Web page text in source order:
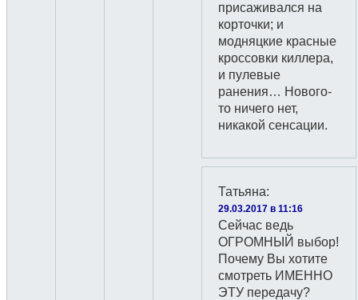
присаживался на
корточки; и
модняцкие красные
кроссовки киллера,
и пулевые
ранения… Нового-
то ничего нет,
никакой сенсации.
Татьяна:
29.03.2017 в 11:16
Сейчас ведь
ОГРОМНЫЙ выбор!
Почему Вы хотите
смотреть ИМЕННО
ЭТУ передачу?